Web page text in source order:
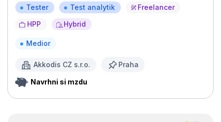
Tester Test analytik
Freelancer
HPP
Hybrid
Medior
Akkodis CZ s.r.o. Praha
Navrhni si mzdu